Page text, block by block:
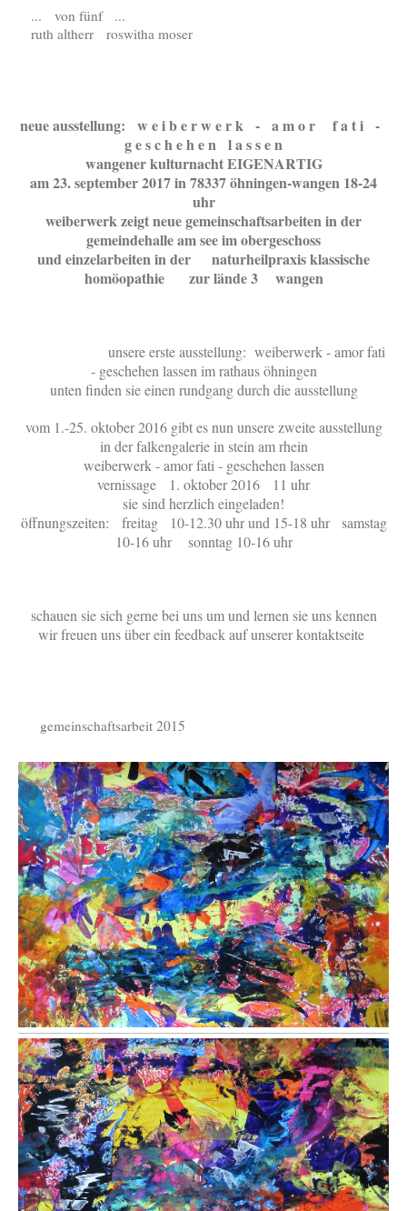
... von fünf ...
ruth altherr roswitha moser
neue ausstellung: w e i b e r w e r k - a m o r f a t i -
g e s c h e h e n l a s s e n
wangener kulturnacht EIGENARTIG
am 23. september 2017 in 78337 öhningen-wangen 18-24
uhr
weiberwerk zeigt neue gemeinschaftsarbeiten in der
gemeindehalle am see im obergeschoss
und einzelarbeiten in der naturheilpraxis klassische
homöopathie zur lände 3 wangen
unsere erste ausstellung: weiberwerk - amor fati
- geschehen lassen im rathaus öhningen
unten finden sie einen rundgang durch die ausstellung
vom 1.-25. oktober 2016 gibt es nun unsere zweite ausstellung
in der falkengalerie in stein am rhein
weiberwerk - amor fati - geschehen lassen
vernissage 1. oktober 2016 11 uhr
sie sind herzlich eingeladen!
öffnungszeiten: freitag 10-12.30 uhr und 15-18 uhr samstag
10-16 uhr sonntag 10-16 uhr
schauen sie sich gerne bei uns um und lernen sie uns kennen
wir freuen uns über ein feedback auf unserer kontaktseite
gemeinschaftsarbeit 2015